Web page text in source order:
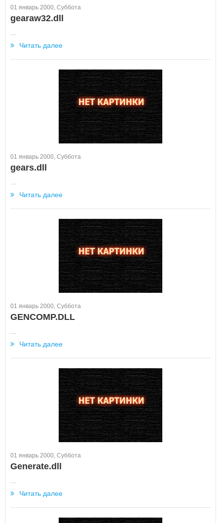
01 январь 2000, Суббота
gearaw32.dll
Читать далее
01 январь 2000, Суббота
gears.dll
Читать далее
01 январь 2000, Суббота
GENCOMP.DLL
Читать далее
01 январь 2000, Суббота
Generate.dll
Читать далее